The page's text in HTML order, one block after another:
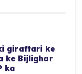
giraftari ke
ke Bijlighar
ka